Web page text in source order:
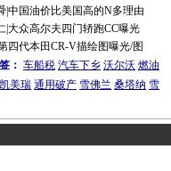
|中国油价比美国高的N多理由
|大众高尔夫四门轿跑CC曝光
四代本田CR-V描绘图曝光/图
： 车船税 汽车下乡 沃尔沃 燃油
凯美瑞 通用破产 雪佛兰 桑塔纳 雪